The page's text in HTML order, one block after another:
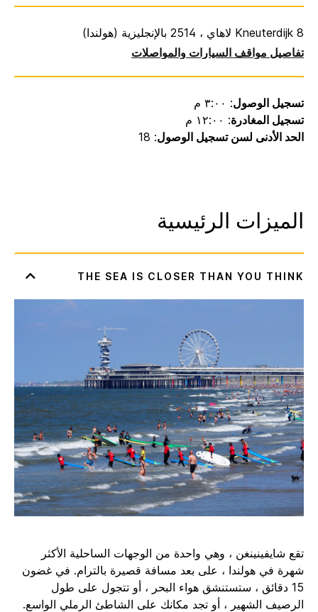
Kneuterdijk 8 لاهاي ، 2514 بالإنجليزية (هولندا)
تفاصيل مواقف السيارات والمواصلات
تسجيل الوصول: ٣:٠٠ م
تسجيل المغادرة: ١٢:٠٠ م
الحد الأدنى لسن تسجيل الوصول: 18
الميزات الرئيسية
تقع شايفينينغن ، وهي واحدة من الوجهات الساحلية الأكثر
شهرة في هولندا ، على بعد مسافة قصيرة بالترام. في غضون
15 دقائق ، ستستنشق هواء البحر ، أو تتجول على طول
الرصيف الشهير ، أو تجد مكانك على الشاطئ الرملي الواسع.